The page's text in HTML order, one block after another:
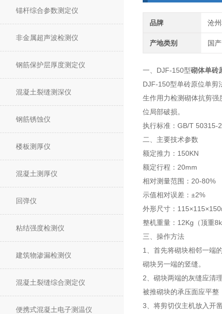
锚杆综合参数测定仪
非金属超声波检测仪
钢筋保护层厚度测定仪
混凝土裂缝测深仪
钢筋锈蚀仪
楼板测厚仪
混凝土测厚仪
回弹仪
粘结强度检测仪
建筑物渗漏检测仪
混凝土裂缝综合测定仪
便携式混凝土电子测温仪
品牌 沧
产地类别 国产
一、DJF-150型砌体单砖
DJF-150型单砖原位单剪
生作用力检测砌体抗剪
位局部破损。
执行标准：GB/T 50315-
二、主要技术参数
额定推力：150KN
额定行程：20mm
相对测量范围：20-80%
示值相对误差：±2%
外形尺寸：
整机重量：12Kg（顶重
三、操作方法
1、首先将砌块相邻一端
砌块另一端的竖缝。
2、砌块两端的灰缝应清
被推砌块的承压面应平
3、将剪切仪主机放入开